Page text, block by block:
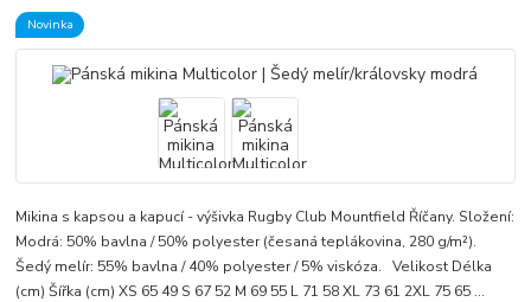
Novinka
Mikina s kapsou a kapucí - výšivka Rugby Club Mountfield Říčany. Složení:
Modrá: 50% bavlna / 50% polyester (česaná teplákovina, 280 g/m²).
Šedý melír: 55% bavlna / 40% polyester / 5% viskóza. Velikost Délka
(cm) Šířka (cm) XS 65 49 S 67 52 M 69 55 L 71 58 XL 73 61 2XL 75 65 ...